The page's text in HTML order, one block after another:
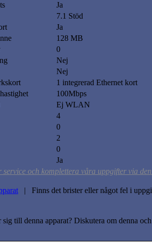
Ja
7.1 Stöd
Ja
128 MB
0
Nej
Nej
1 integrerad Ethernet kort
100Mbps
Ej WLAN
4
0
2
0
Ja
service och komplettera våra uppgifter via
| Finns det brister eller något fel i
till denna apparat? Diskutera om denna